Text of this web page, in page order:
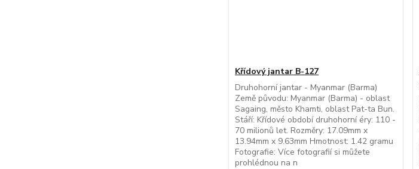
Křídový jantar B-127
Druhohorní jantar - Myanmar (Barma)
Země původu: Myanmar (Barma) - oblast
Sagaing, město Khamti, oblast Pat-ta Bun.
Stáří: Křídové období druhohorní éry: 110 -
70 milionů let. Rozměry: 17.09mm x
13.94mm x 9.63mm Hmotnost: 1.42 gramu
Fotografie: Více fotografií si můžete
prohlédnou na n